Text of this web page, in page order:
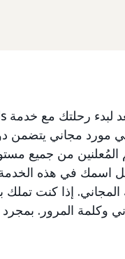
اسمك في هذه الخدمة
وكلمة المرور.